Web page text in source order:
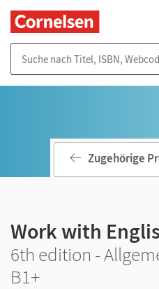
Zugehörige
Work with
6th edition -
B1+